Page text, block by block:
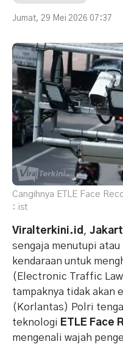
Jumat, 29 Mei 2026 07:37
Cangihnya ETLE Face
: ist
Viralterkini.id ,
sengaja menutupi
kendaraan untuk
(Electronic Traffic
tampaknya tidak akan
(Korlantas) Polri
teknologi ETLE Face
mengenali wajah